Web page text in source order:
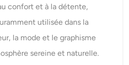
confort et à la détente,
utilisée dans la
la mode et le graphisme
sereine et naturelle.